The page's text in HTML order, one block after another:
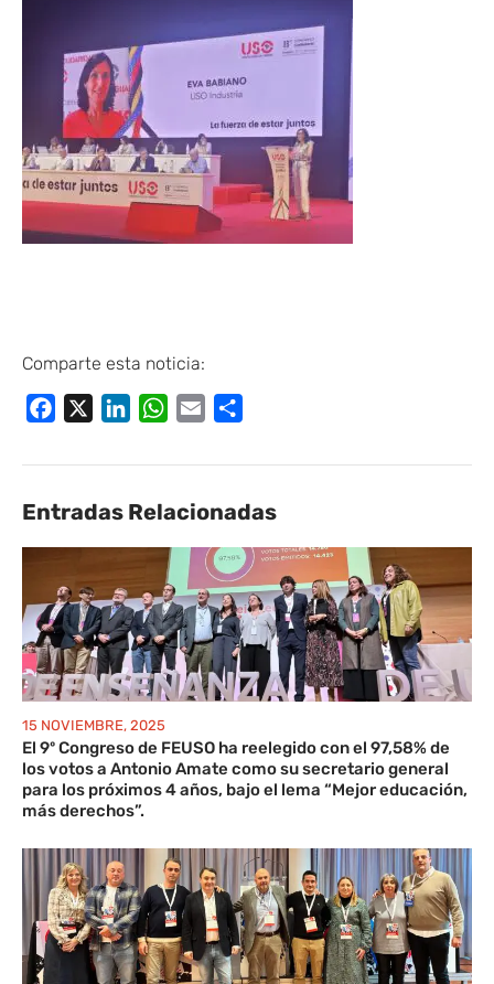
Comparte esta noticia:
Facebook LinkedInWhatsApp
Email
Entradas Relacionadas
15 NOVIEMBRE, 2025
El 9º Congreso de FEUSO ha reelegido con el 97,58% de
los votos a Antonio Amate como su secretario general
para los próximos 4 años, bajo el lema “Mejor educación,
más derechos”.